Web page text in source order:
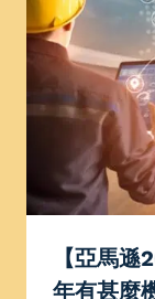
【亞馬
年有甚麼